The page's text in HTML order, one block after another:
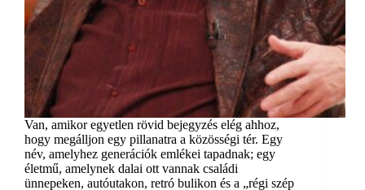
Van, amikor egyetlen rövid bejegyzés elég ahhoz,
hogy megálljon egy pillanatra a közösségi tér. Egy
név, amelyhez generációk emlékei tapadnak; egy
életmű, amelynek dalai ott vannak családi
ünnepeken, autóutakon, retró bulikon és a „régi szép